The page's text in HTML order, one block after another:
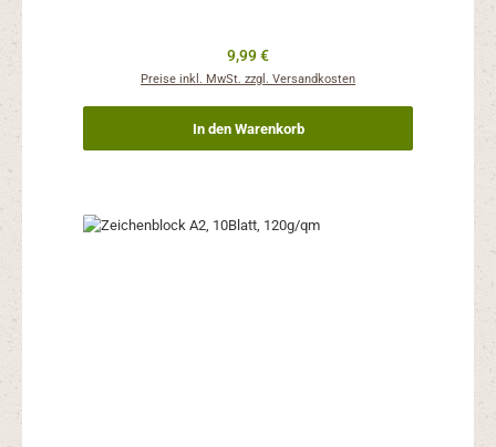
Regulärer Preis:
9,99 €
Preise inkl. MwSt. zzgl. Versandkosten
In den Warenkorb